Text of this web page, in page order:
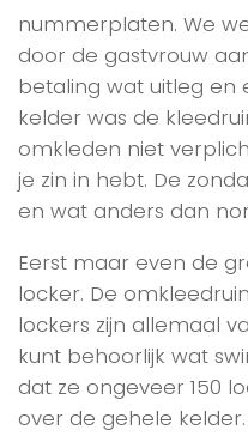
nummerplaten. We
door de gastvrouw
betaling wat uitleg en
kelder was de
omkleden niet
je zin in hebt. De
en wat anders dan
Eerst maar even de
locker. De
lockers zijn allemaal
kunt behoorlijk wat
dat ze ongeveer 150
over de gehele